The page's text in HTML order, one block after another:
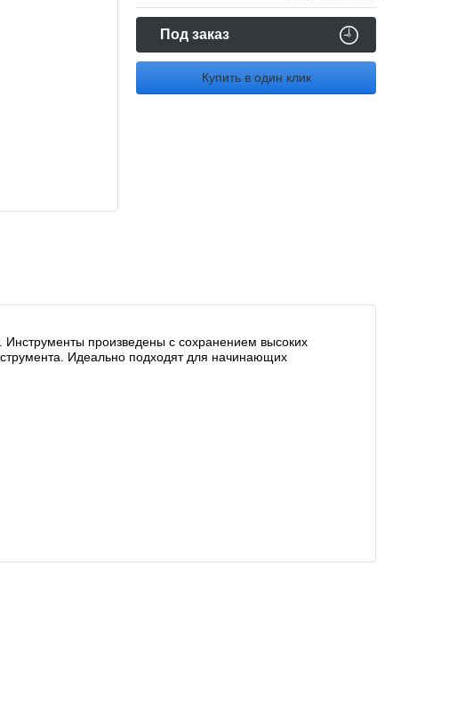
Под заказ
Купить в один клик
Инструменты произведены с сохранением высоких
Идеально подходят для начинающих